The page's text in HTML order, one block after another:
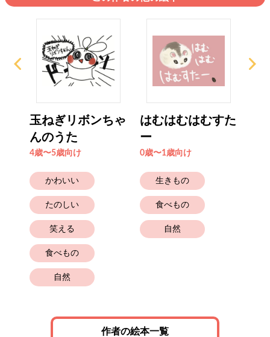
玉ねぎリボンちゃ
んのうた
4歳〜5歳向け
かわいい
たのしい
笑える
食べもの
自然
はむはむはむすた
ー
0歳〜1歳向け
生きもの
食べもの
自然
作者の絵本一覧